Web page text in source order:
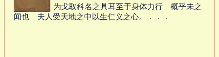
为戈取科名之具耳至于身体力行 概乎未之
闻也 夫人受天地之中以生仁义之心。．．．